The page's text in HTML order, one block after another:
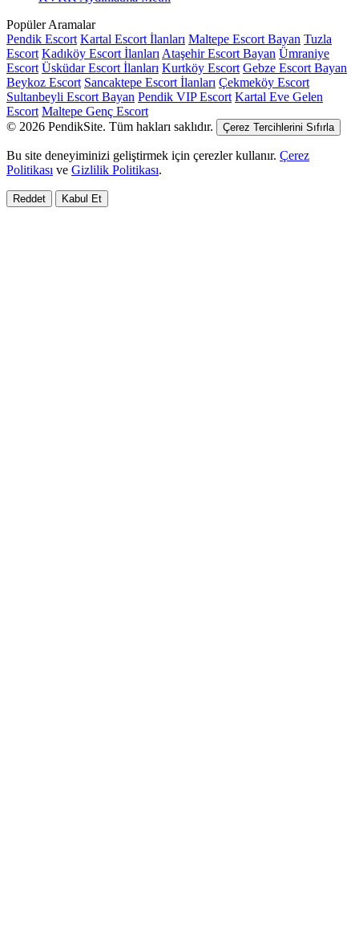
Popüler Aramalar
Pendik Escort Kartal Escort İlanları Maltepe Escort Bayan Tuzla
Escort Kadıköy Escort İlanlarıAtaşehir Escort Bayan Ümraniye
Escort Üsküdar Escort İlanları Kurtköy Escort Gebze Escort Bayan
Beykoz Escort Sancaktepe Escort İlanları Çekmeköy Escort
Sultanbeyli Escort Bayan Pendik VIP Escort Kartal Eve Gelen
Escort Maltepe Genç Escort
© 2026 PendikSite. Tüm hakları saklıdır.
Çerez Tercihlerini Sıfırla
Bu site deneyiminizi geliştirmek için çerezler kullanır. Çerez
Politikası ve Gizlilik Politikası.
Reddet Kabul Et